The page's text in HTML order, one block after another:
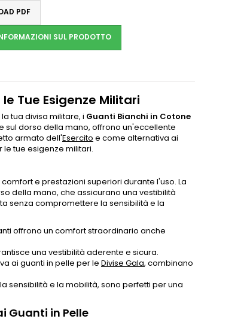
PDF
SUL PRODOTTO
Tue Esigenze Militari
tua divisa militare, i Guanti Bianchi in Cotone
sul dorso della mano, offrono un'eccellente
armato dell'Esercito e come alternativa ai
le tue esigenze militari.
e prestazioni superiori durante l'uso. La
della mano, che assicurano una vestibilità
senza compromettere la sensibilità e la
offrono un comfort straordinario anche
una vestibilità aderente e sicura.
ai guanti in pelle per le Divise Gala, combinano
sensibilità e la mobilità, sono perfetti per una
Guanti in Pelle